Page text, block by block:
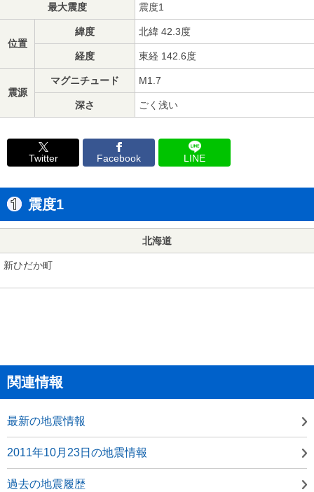
最大震度 震度1
位置
緯度 北緯 42.3度
経度 東経 142.6度
震源
マグニチュード M1.7
深さ ごく浅い
Twitter Facebook LINE
震度1
北海道
新ひだか町
関連情報
最新の地震情報
2011年10月23日の地震情報
過去の地震履歴